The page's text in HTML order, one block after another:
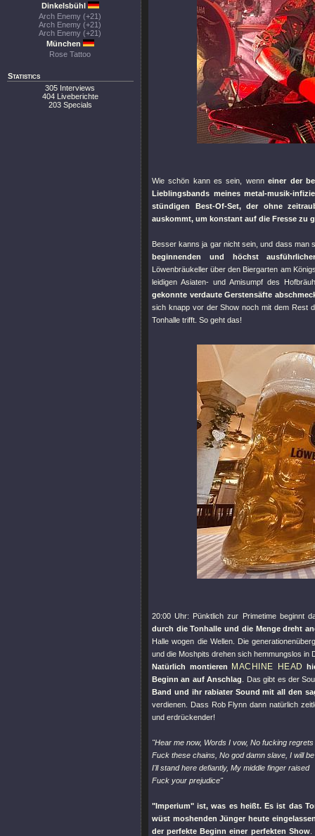
Dinkelsbühl
Arch Enemy (+21)
Arch Enemy (+21)
Arch Enemy (+21)
München
Rose Tattoo
Statistics
305 Interviews
404 Liveberichte
203 Specials
Wie schön kann es sein, wenneiner der
Lieblingsbands meines metal-musik-
stündigen Best-Of-Set, der ohne
auskommt, um konstant auf die Fresse zu
Besser kanns ja gar nicht sein, und dass man
beginnenden und höchst
Löwenbräukeller über den Biergarten am
leidigen Asiaten- und Amisumpf des
gekonnte verdaute Gerstensäfte
sich knapp vor der Show noch mit dem Rest
Tonhalle trifft. So geht das!
20:00 Uhr: Pünktlich zur Primetime beginnt
durch die Tonhalle und die Menge dreht
Halle wogen die Wellen. Die
und die Moshpits drehen sich hemmungslos in
Natürlich montieren
MACHINE HEAD
Beginn an auf Anschlag
. Das gibt es der
Band und ihr rabiater Sound mit all den
verdienen. Dass Rob Flynn dann natürlich
und erdrückender!
"Hear me now, Words I vow, No fucking regrets
Fuck these chains, No god damn slave, I will
I'll stand here defiantly, My middle finger raised
Fuck your prejudice"
"Imperium" ist, was es heißt. Es ist das
wüst moshenden Jünger heute
der perfekte Beginn einer perfekten Show.